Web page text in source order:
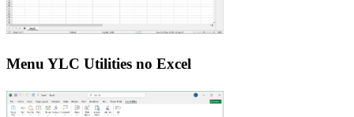
Menu YLC Utilities no Excel